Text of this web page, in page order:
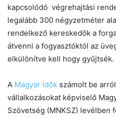
kapcsolódó végrehajtási
legalább 300 négyzetméter
rendelkező kereskedők a
átvenni a fogyasztóktól az
elkülönítve kell hogy gyűjtsék.
A Magyar Idők számolt be
vállalkozásokat képviselő
Szövetség (MNKSZ) levélben
Chat
Helló! Miben segíthetek ma?